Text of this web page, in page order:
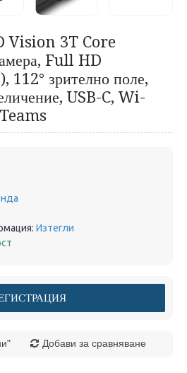
Vision 3T Core
Full HD
112° зрително поле,
USB-C, Wi-
Изтегли
Добави за сравняване